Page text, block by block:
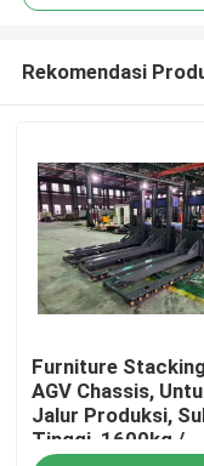
Rumah
Produk
Rekomendasi
Furniture Stacking
AGV Chassis,
Jalur Produksi,
Tinggi, 1600kg /